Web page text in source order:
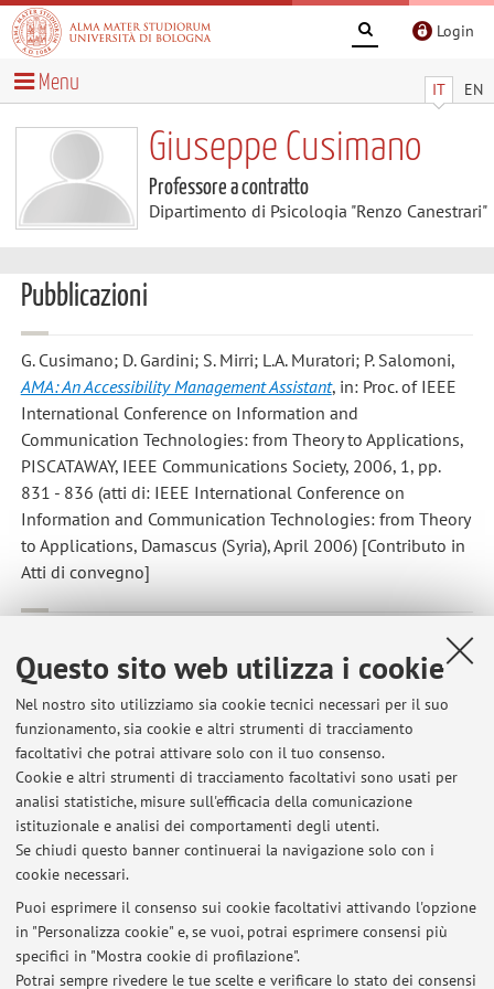
Questo sito web utilizza i cookie
Nel nostro sito utilizziamo sia cookie tecnici necessari per il suo
funzionamento, sia cookie e altri strumenti di tracciamento
facoltativi che potrai attivare solo con il tuo consenso.
Cookie e altri strumenti di tracciamento facoltativi sono usati per
analisi statistiche, misure sull'efficacia della comunicazione
istituzionale e analisi dei comportamenti degli utenti.
Se chiudi questo banner continuerai la navigazione solo con i
cookie necessari.
Puoi esprimere il consenso sui cookie facoltativi attivando l'opzione
in "Personalizza cookie" e, se vuoi, potrai esprimere consensi più
specifici in "Mostra cookie di profilazione".
Potrai sempre rivedere le tue scelte e verificare lo stato dei consensi
Login
IT EN
Menu
Giuseppe Cusimano
Professore a contratto
Dipartimento di Psicologia "Renzo Canestrari"
Pubblicazioni
G. Cusimano; D. Gardini; S. Mirri; L.A. Muratori; P. Salomoni,
AMA: An Accessibility Management Assistant, in: Proc. of IEEE
International Conference on Information and
Communication Technologies: from Theory to Applications,
PISCATAWAY, IEEE Communications Society, 2006, 1, pp.
831 - 836 (atti di: IEEE International Conference on
Information and Communication Technologies: from Theory
to Applications, Damascus (Syria), April 2006) [Contributo in
Atti di convegno]
G. Cusimano; D. Gardini; S. Mirri; L.A. Muratori; P. Salomoni,
AMA: un assistente alla gestione dell'accessibilità, in: Atti del
Convegno Annuale AICA 2006 - TECNOLOGIE DIGITALI E
COMPETITIVITÀ - Quale Ricerca, quali Professioni",
FIRENZE, Alinea editrice, 2006, 1, pp. 281 - 290 (atti di:
Convegno Annuale AICA 2006, Cesena (FC) - Italy, 21-22
settembre 2006) [Contributo in Atti di convegno]
Ultimi avvisi